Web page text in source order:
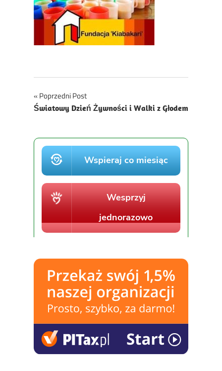
Nawigacja
wpisu
Poprzedni Post
Światowy Dzień Żywności i Walki z Głodem